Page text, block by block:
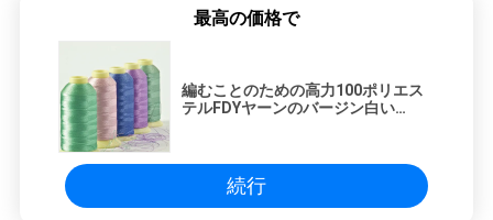
最高の価格で
編むことのための高力100ポリエス
テルFDYヤーンのバージン白い
続行